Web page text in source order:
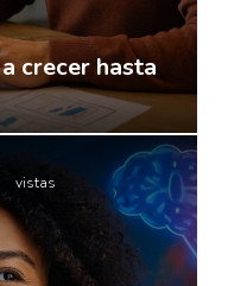
crecer hasta
vistas